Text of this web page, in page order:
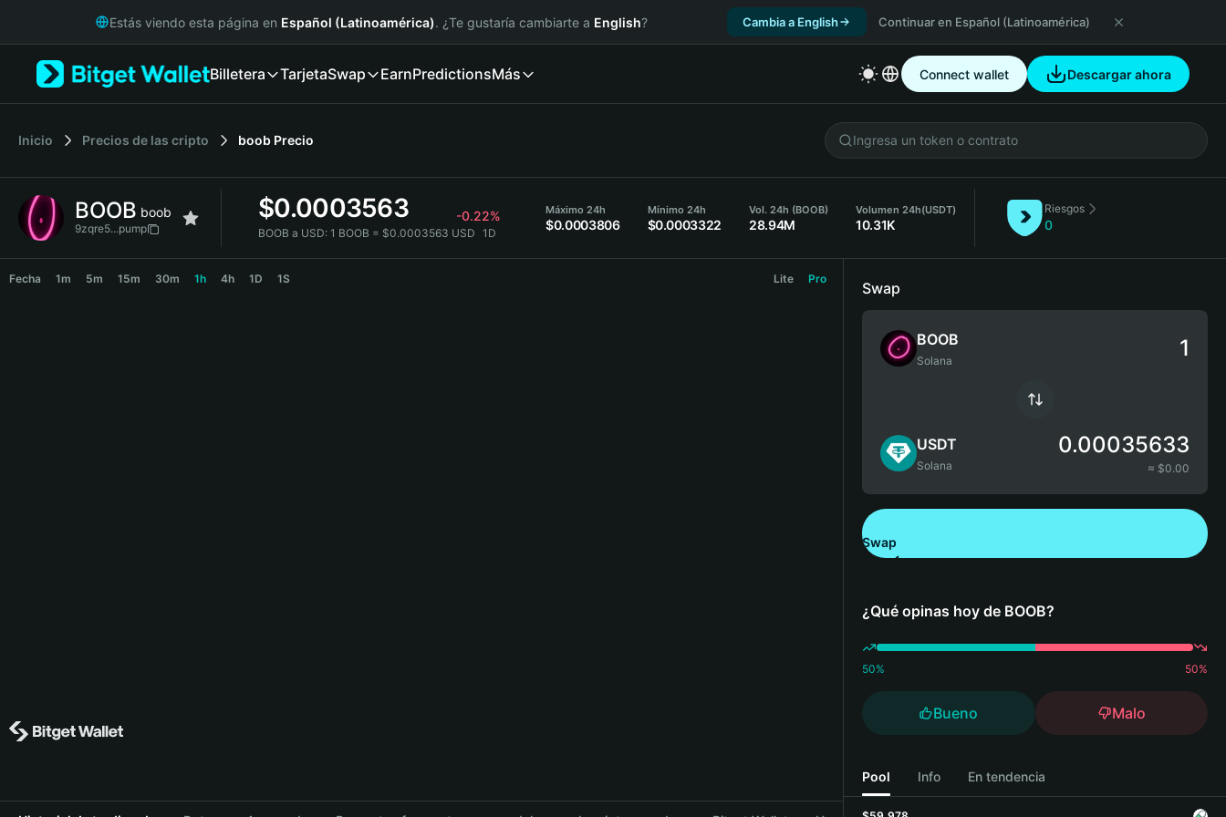
Русский
Italiano
简体中文
繁體中文
Bahasa Indonesia
Estás viendo esta página en Español (Latinoamérica). ¿Te gustaría cambiarte a English? Cambia a English Continuar en Español (Latinoamérica)
Billetera TarjetaSwap EarnPredictionsMás Connect wallet Descargar ahora
Inicio Precios de las cripto boob Precio
BOOB boob
9zqre5...pump
$0.0003563 -0.22%
BOOB a USD: 1 BOOB = $0.0003563 USD 1D
Máximo 24h
$0.0003806
Mínimo 24h
$0.0003322
Vol. 24h (BOOB)
28.94M
Volumen 24h(USDT)
10.31K
Riesgos
0
Fecha 1m 5m 15m 30m 1h 4h 1D 1S Lite Pro
Swap
BOOB
Solana
USDT
Solana
0.00035633
≈ $0.00
Swap
¿Qué opinas hoy de BOOB?
50% 50%
Bueno Malo
Pool Info En tendencia